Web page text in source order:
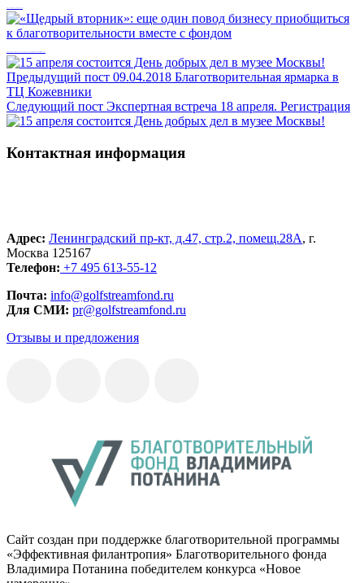
Предыдущий пост 09.04.2018 Благотворительная ярмарка в
ТЦ Кожевники
Следующий пост Экспертная встреча 18 апреля. Регистрация
Контактная информация
Адрес: Ленинградский пр-кт, д.47, стр.2, помещ.28А, г.
Москва 125167
Телефон: +7 495 613-55-12
Почта: info@golfstreamfond.ru
Для СМИ: pr@golfstreamfond.ru
Отзывы и предложения
Сайт создан при поддержке благотворительной программы
«Эффективная филантропия» Благотворительного фонда
Владимира Потанина победителем конкурса «Новое